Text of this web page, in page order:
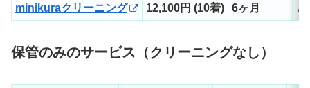
minikuraクリーニング 12,100円 (10着) 6ヶ月 △
保管のみのサービス（クリーニングなし）